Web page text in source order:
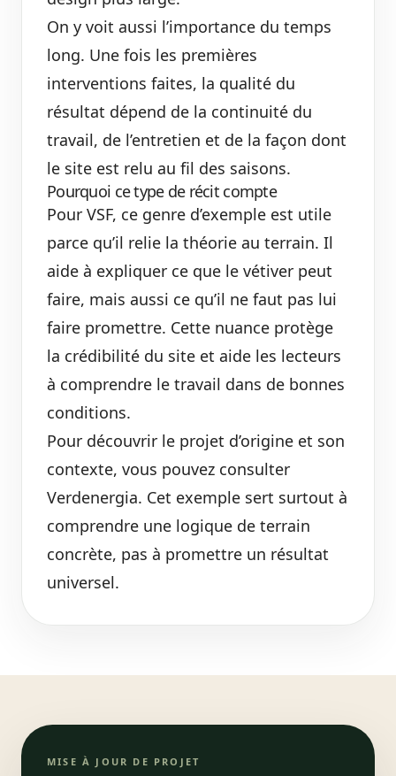
On y voit aussi l’importance du temps
long. Une fois les premières
interventions faites, la qualité du
résultat dépend de la continuité du
travail, de l’entretien et de la façon dont
le site est relu au fil des saisons.
Pourquoi ce type de récit compte
Pour VSF, ce genre d’exemple est utile
parce qu’il relie la théorie au terrain. Il
aide à expliquer ce que le vétiver peut
faire, mais aussi ce qu’il ne faut pas lui
faire promettre. Cette nuance protège
la crédibilité du site et aide les lecteurs
à comprendre le travail dans de bonnes
conditions.
Pour découvrir le projet d’origine et son
contexte, vous pouvez consulter
Verdenergia. Cet exemple sert surtout à
comprendre une logique de terrain
concrète, pas à promettre un résultat
universel.
MISE À JOUR DE PROJET